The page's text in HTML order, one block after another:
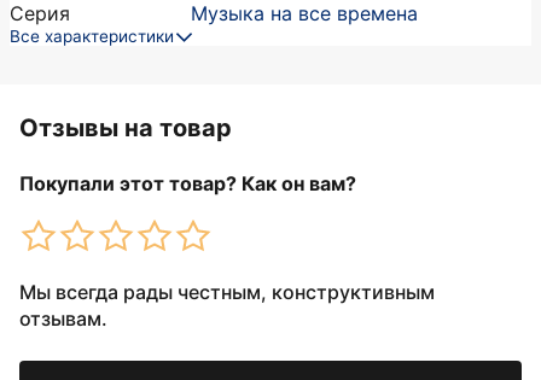
Серия
Музыка на все времена
Все характеристики
Отзывы на товар
Покупали этот товар? Как он вам?
Мы всегда рады честным, конструктивным
отзывам.